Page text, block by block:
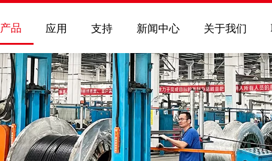
产品 应用 支持 新闻中心 关于我们